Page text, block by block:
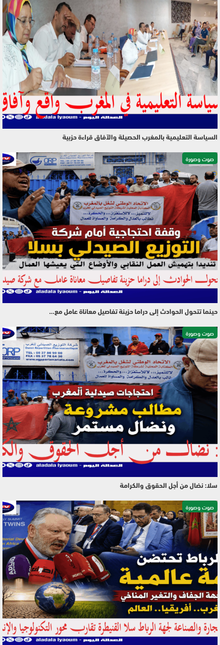
السياسة التعليمية بالمغرب الحصيلة والآفاق قراءة حزبية
صوت وصورة
حينما تتحول الحوادث إلى دراما حزينة تفاصيل معاناة عامل مع…
صوت وصورة
سلا: نضال من أجل الحقوق والكرامة
صوت وصورة